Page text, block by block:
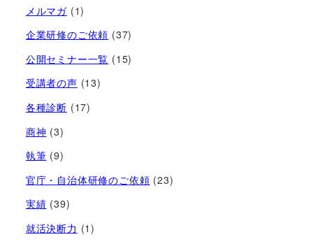
メルマガ (1)
企業研修のご依頼 (37)
公開セミナー一覧 (15)
受講者の声 (13)
各種診断 (17)
商神 (3)
執筆 (9)
官庁・自治体研修のご依頼 (23)
実績 (39)
就活決断力 (1)